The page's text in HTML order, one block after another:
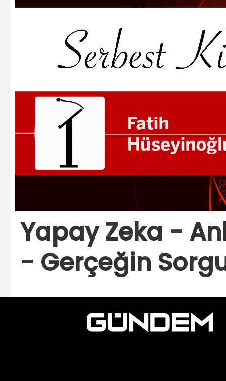
Yapay Zeka -
- Gerçeğin